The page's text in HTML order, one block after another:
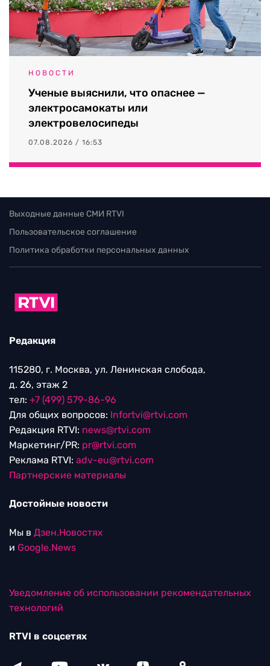
НОВОСТИ
Ученые выяснили, что опаснее —
электросамокаты или
электровелосипеды
07.08.2026 / 16:53
Выходные данные СМИ RTVI
Пользовательское соглашение
Политика обработки персональных данных
Редакция
115280, г. Москва, ул. Ленинская слобода,
д. 26, этаж 2
тел: +7 (499) 579-86-96
Для общих вопросов: Infortvi@rtvi.com
Редакция RTVI: news@rtvi.com
Маркетинг/PR: pr@rtvi.com
Реклама RTVI: adv-eu@rtvi.com
Партнерские материалы
Достойные новости
Мы в Дзен.Новостях
и Google.News
Уведомление об использовании рекомендательных
технологий
RTVI в соцсетях